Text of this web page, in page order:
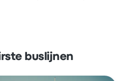
buslijnen